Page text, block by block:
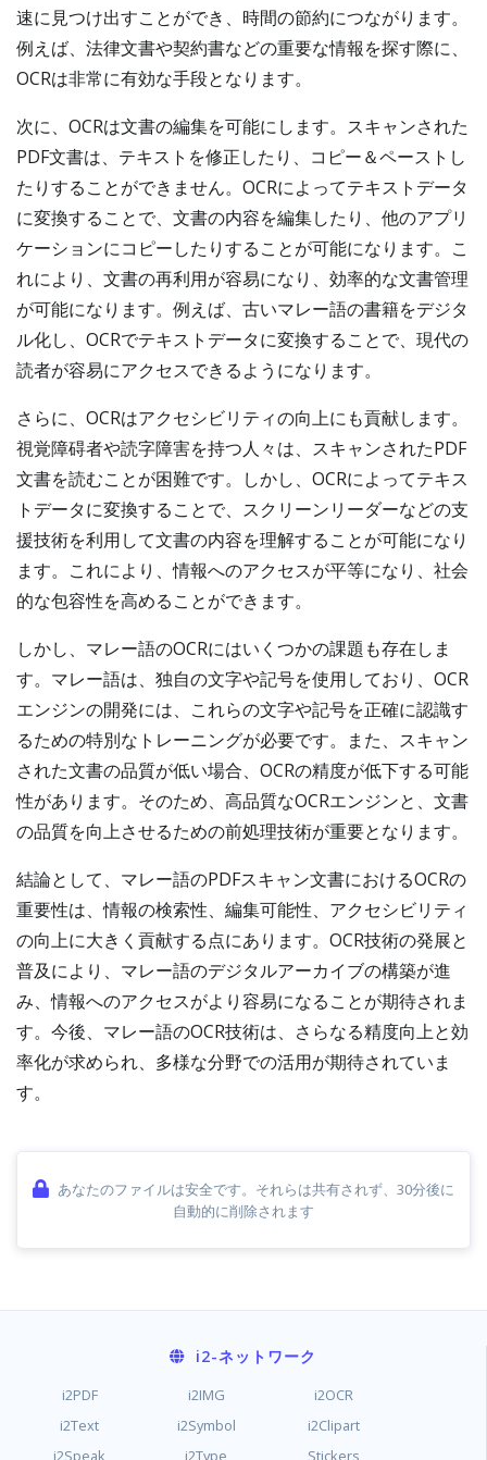
速に見つけ出すことができ、時間の節約につながります。
例えば、法律文書や契約書などの重要な情報を探す際に、
OCRは非常に有効な手段となります。
次に、OCRは文書の編集を可能にします。スキャンされた
PDF文書は、テキストを修正したり、コピー＆ペーストし
たりすることができません。OCRによってテキストデータ
に変換することで、文書の内容を編集したり、他のアプリ
ケーションにコピーしたりすることが可能になります。こ
れにより、文書の再利用が容易になり、効率的な文書管理
が可能になります。例えば、古いマレー語の書籍をデジタ
ル化し、OCRでテキストデータに変換することで、現代の
読者が容易にアクセスできるようになります。
さらに、OCRはアクセシビリティの向上にも貢献します。
視覚障碍者や読字障害を持つ人々は、スキャンされたPDF
文書を読むことが困難です。しかし、OCRによってテキス
トデータに変換することで、スクリーンリーダーなどの支
援技術を利用して文書の内容を理解することが可能になり
ます。これにより、情報へのアクセスが平等になり、社会
的な包容性を高めることができます。
しかし、マレー語のOCRにはいくつかの課題も存在しま
す。マレー語は、独自の文字や記号を使用しており、OCR
エンジンの開発には、これらの文字や記号を正確に認識す
るための特別なトレーニングが必要です。また、スキャン
された文書の品質が低い場合、OCRの精度が低下する可能
性があります。そのため、高品質なOCRエンジンと、文書
の品質を向上させるための前処理技術が重要となります。
結論として、マレー語のPDFスキャン文書におけるOCRの
重要性は、情報の検索性、編集可能性、アクセシビリティ
の向上に大きく貢献する点にあります。OCR技術の発展と
普及により、マレー語のデジタルアーカイブの構築が進
み、情報へのアクセスがより容易になることが期待されま
す。今後、マレー語のOCR技術は、さらなる精度向上と効
率化が求められ、多様な分野での活用が期待されていま
す。
あなたのファイルは安全です。それらは共有されず、30分後に
自動的に削除されます
i2-ネットワーク
i2PDF i2IMG
i2OCR
i2Text
i2Symbol
i2Clipart
i2Speak
i2Type Stickers